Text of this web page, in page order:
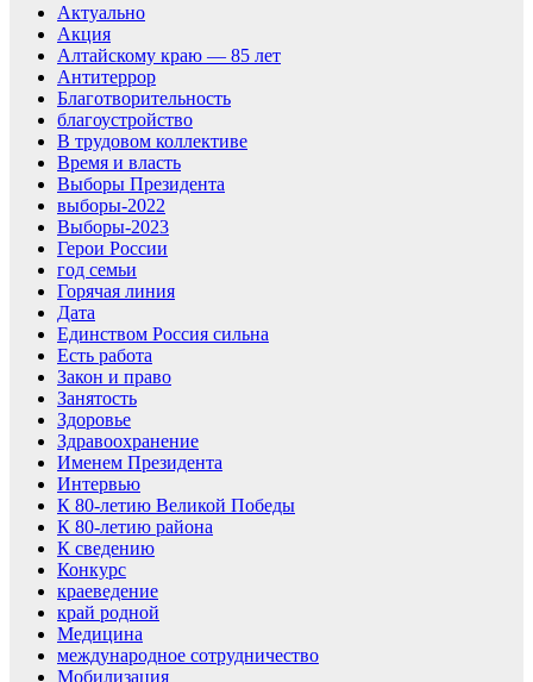
Актуально
Акция
Алтайскому краю — 85 лет
Антитеррор
Благотворительность
благоустройство
В трудовом коллективе
Время и власть
Выборы Президента
выборы-2022
Выборы-2023
Герои России
год семьи
Горячая линия
Дата
Единством Россия сильна
Есть работа
Закон и право
Занятость
Здоровье
Здравоохранение
Именем Президента
Интервью
К 80-летию Великой Победы
К 80-летию района
К сведению
Конкурс
краеведение
край родной
Медицина
международное сотрудничество
Мобилизация